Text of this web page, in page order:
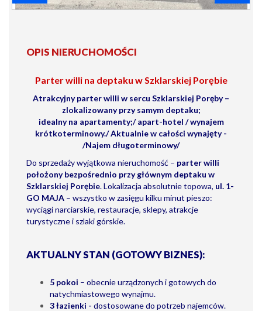
OPIS NIERUCHOMOŚCI
Parter willi na deptaku w Szklarskiej Porębie
Atrakcyjny parter willi w sercu Szklarskiej Poręby –
zlokalizowany przy samym deptaku;
idealny na apartamenty;/ apart-hotel / wynajem
krótkoterminowy./ Aktualnie w całości wynajęty -
/Najem długoterminowy/
Do sprzedaży wyjątkowa nieruchomość – parter willi
położony bezpośrednio przy głównym deptaku w
Szklarskiej Porębie. Lokalizacja absolutnie topowa, ul. 1-
GO MAJA – wszystko w zasięgu kilku minut pieszo:
wyciągi narciarskie, restauracje, sklepy, atrakcje
turystyczne i szlaki górskie.
AKTUALNY STAN (GOTOWY BIZNES):
5 pokoi – obecnie urządzonych i gotowych do
natychmiastowego wynajmu.
3 łazienki - dostosowane do potrzeb najemców.